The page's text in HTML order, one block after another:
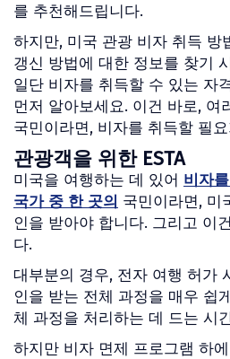
를 추천해드립니다.
하지만, 미국 관광 비자 취득 방
갱신 방법에 대한 정보를 찾기
일단 비자를 취득할 수 있는 자
먼저 알아보세요. 이건 바로, 여
국민이라면, 비자를 취득할 필
관광객을 위한 ESTA
미국을 여행하는 데 있어 비자
국가 중 한 곳의 국민이라면, 미
인을 받아야 합니다. 그리고 이
다.
대부분의 경우, 전자 여행 허가
인을 받는 전체 과정을 매우 쉽
체 과정을 처리하는 데 드는 시
하지만 비자 면제 프로그램 하